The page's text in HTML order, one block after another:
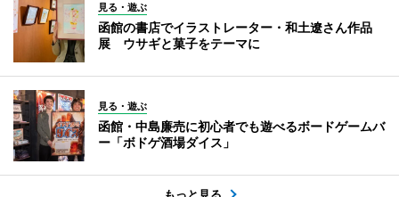
見る・遊ぶ
函館の書店でイラストレーター・和土遼さん作品
展 ウサギと菓子をテーマに
見る・遊ぶ
函館・中島廉売に初心者でも遊べるボードゲームバ
ー「ボドゲ酒場ダイス」